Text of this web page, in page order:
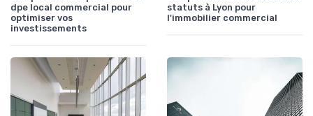
dpe local commercial pour
optimiser vos
investissements
statuts à Lyon pour
l'immobilier commercial